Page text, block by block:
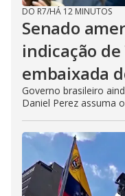
DO R7/HÁ 12 MINUTOS
Senado
indicação
embaixada
Governo brasileiro
Daniel Perez assuma